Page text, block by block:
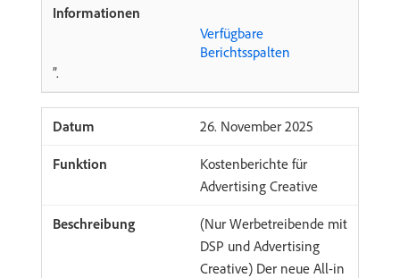
Verfügbare
Berichtsspalten
”.
​26. November 2025
Kostenberichte für
Advertising Creative
(Nur Werbetreibende mit
DSP und Advertising
Creative) Der neue All-in